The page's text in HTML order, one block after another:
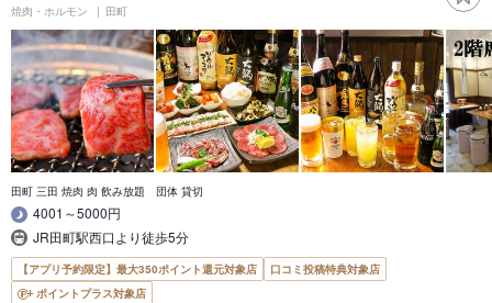
焼肉・ホルモン 田町
田町 三田 焼肉 肉 飲み放題 団体 貸切
4001～5000円
JR田町駅西口より徒歩5分
【アプリ予約限定】最大350ポイント還元対象店
口コミ投稿特典対象店
ポイントプラス対象店